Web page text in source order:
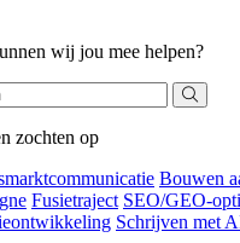
wij jou mee helpen?
zochten op
Bouwen
Fusietraject SEO/GEO-
Schrijven met